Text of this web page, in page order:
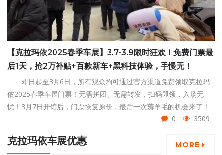
【克拉玛依2025春季车展】3.7-3.9限时狂欢！免费门票最
后1天，抢2万补贴+百款新车+黑科技体验，手慢无！
即日起至3月6日，所有观众均可通过官方渠道免费领取克拉玛
依2025春季车展门票！无需拼团、无需转发，扫码即领，入场无
忧！3月7日开馆后，门票恢复原价，最后一次薅羊毛的机会来了！
0
3509
克拉玛依车展优惠 MORE